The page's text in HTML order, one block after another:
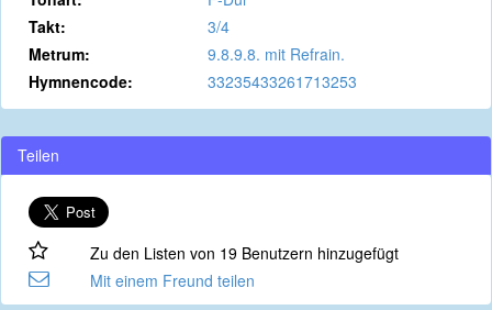
Takt:
3/4
Metrum:
9.8.9.8. mit Refrain.
Hymnencode:
33235433261713253
Teilen
Zu den Listen von 19 Benutzern hinzugefügt
Mit einem Freund teilen